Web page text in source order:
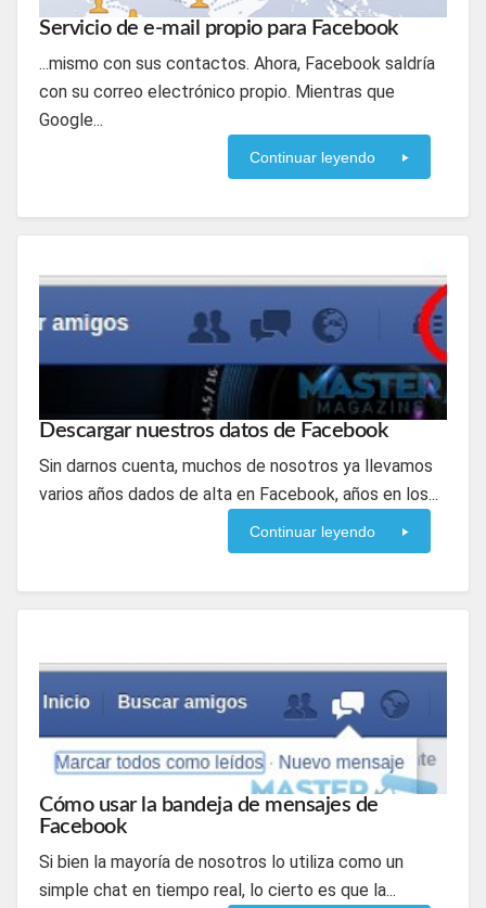
Servicio de e-mail propio para Facebook
...mismo con sus contactos. Ahora, Facebook saldría
con su correo electrónico propio. Mientras que
Google...
Continuar leyendo
Descargar nuestros datos de Facebook
Sin darnos cuenta, muchos de nosotros ya llevamos
varios años dados de alta en Facebook, años en los...
Continuar leyendo
Cómo usar la bandeja de mensajes de
Facebook
Si bien la mayoría de nosotros lo utiliza como un
simple chat en tiempo real, lo cierto es que la...